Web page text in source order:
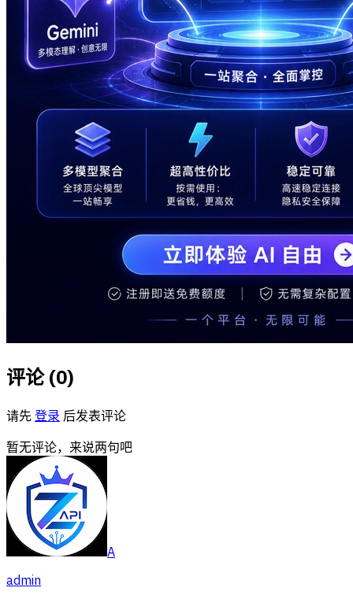
评论 (0)
请先 登录 后发表评论
暂无评论，来说两句吧
A
admin